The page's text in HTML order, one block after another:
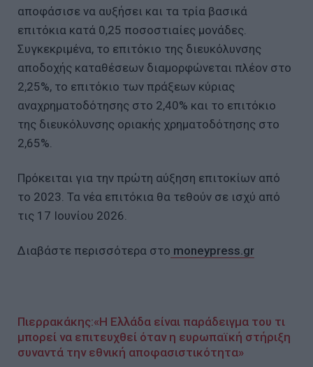
αποφάσισε να αυξήσει και τα τρία βασικά
επιτόκια κατά 0,25 ποσοστιαίες μονάδες.
Συγκεκριμένα, το επιτόκιο της διευκόλυνσης
αποδοχής καταθέσεων διαμορφώνεται πλέον στο
2,25%, το επιτόκιο των πράξεων κύριας
αναχρηματοδότησης στο 2,40% και το επιτόκιο
της διευκόλυνσης οριακής χρηματοδότησης στο
2,65%.
Πρόκειται για την πρώτη αύξηση επιτοκίων από
το 2023. Τα νέα επιτόκια θα τεθούν σε ισχύ από
τις 17 Ιουνίου 2026.
Διαβάστε περισσότερα στο moneypress.gr
Πιερρακάκης:«Η Ελλάδα είναι παράδειγμα του τι
μπορεί να επιτευχθεί όταν η ευρωπαϊκή στήριξη
συναντά την εθνική αποφασιστικότητα»